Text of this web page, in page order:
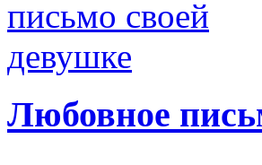
Любовное